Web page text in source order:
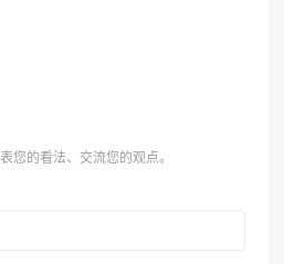
您的看法、交流您的观点。